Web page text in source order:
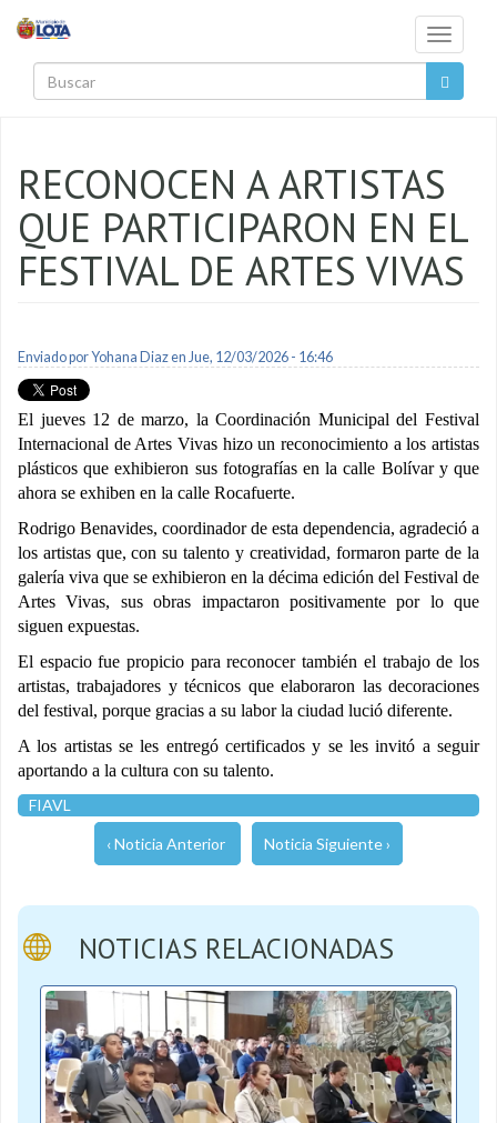
Toggle
RECONOCEN A ARTISTAS
QUE PARTICIPARON EN EL
FESTIVAL DE ARTES VIVAS
Enviado porYohana Diazen Jue, 12/03/2026 - 16:46
El jueves 12 de marzo, la Coordinación Municipal del Festival
Internacional de Artes Vivas hizo un reconocimiento a los artistas
plásticos que exhibieron sus fotografías en la calle Bolívar y que
ahora se exhiben en la calle Rocafuerte.
Rodrigo Benavides, coordinador de esta dependencia, agradeció a
los artistas que, con su talento y creatividad, formaron parte de la
galería viva que se exhibieron en la décima edición del Festival de
Artes Vivas, sus obras impactaron positivamente por lo que
siguen expuestas.
El espacio fue propicio para reconocer también el trabajo de los
artistas, trabajadores y técnicos que elaboraron las decoraciones
del festival, porque gracias a su labor la ciudad lució diferente.
A los artistas se les entregó certificados y se les invitó a seguir
aportando a la cultura con su talento.
FIAVL
‹ Noticia Anterior Noticia Siguiente ›
NOTICIAS RELACIONADAS